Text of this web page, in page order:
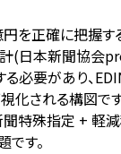
を正確に把握す
(日本新聞協会
る必要があり、
化される構図で
特殊指定 + 軽
す。